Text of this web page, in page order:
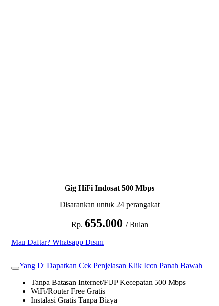
Gig HiFi Indosat 500 Mbps
Disarankan untuk 24 perangakat
Rp. 655.000 / Bulan
Mau Daftar? Whatsapp Disini
Yang Di Dapatkan Cek Penjelasan Klik Icon Panah Bawah
Tanpa Batasan Internet/FUP Kecepatan 500 Mbps
WiFi/Router Free Gratis
Instalasi Gratis Tanpa Biaya